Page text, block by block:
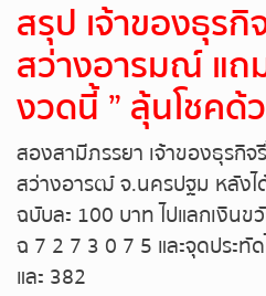
สรุป เจ้าของธุร
สว่างอารมณ์ แถ
งวดนี้ ” ลุ้นโชคด้
สองสามีภรรยา เจ้าของธุรกิจ
สว่างอารฒ์ จ.นครปฐม หลัง
ฉบับละ 100 บาท ไปแลกเงิน
ฉ 7 2 7 3 0 7 5 และจุดประทั
และ 382